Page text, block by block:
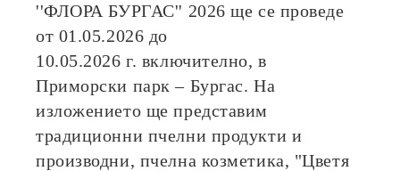
''ФЛОРА БУРГАС'' 2026ще се проведе
от 01.05.2026 до
10.05.2026 г. включително, в
Приморски парк – Бургас. На
изложението ще представим
традиционни пчелни продукти и
производни, пчелна козметика, "Цветя